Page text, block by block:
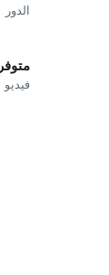
الدور
متوفر
فيديو